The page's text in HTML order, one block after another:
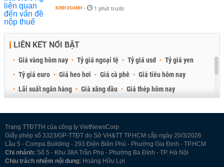
KINH DOANH - 1 phút trước
LIÊN KẾT NỔI BẬT
Giá vàng hôm nay Tỷ giá ngoại tệ Tỷ giá usd
Tỷ giá yen
Tỷ giá euro
Giá heo hơi Giá cà phê
Giá tiêu hôm nay
Lãi suất ngân hàng
Giá xăng dầu
Giá thép hôm nay
Trang TTĐTTH của công ty VietNewsCorp
Giấy phép số 3323/GP-TTĐT do Sở VH&TT TP.HCM cấp ngày 20/3/2026
Lầu 5 - Compa Building - 293 Điện Biên Phủ - Phường Gia Định - TP.HCM
Chi nhánh: Số 5 - Khu 38A Trần Phú - Phường Ba Đình - TP. Hà Nội
Chịu trách nhiệm nội dung: Hoàng Hữu Lợi